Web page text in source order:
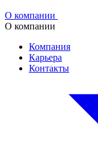
О компании
О компании
Компания
Карьера
Контакты